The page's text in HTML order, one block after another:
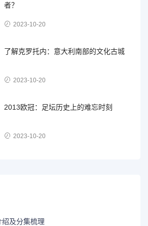
者？
2023-10-20
了解克罗托内：意大利南部的文化古城
2023-10-20
2013欧冠：足坛历史上的难忘时刻
2023-10-20
绍及分集梳理